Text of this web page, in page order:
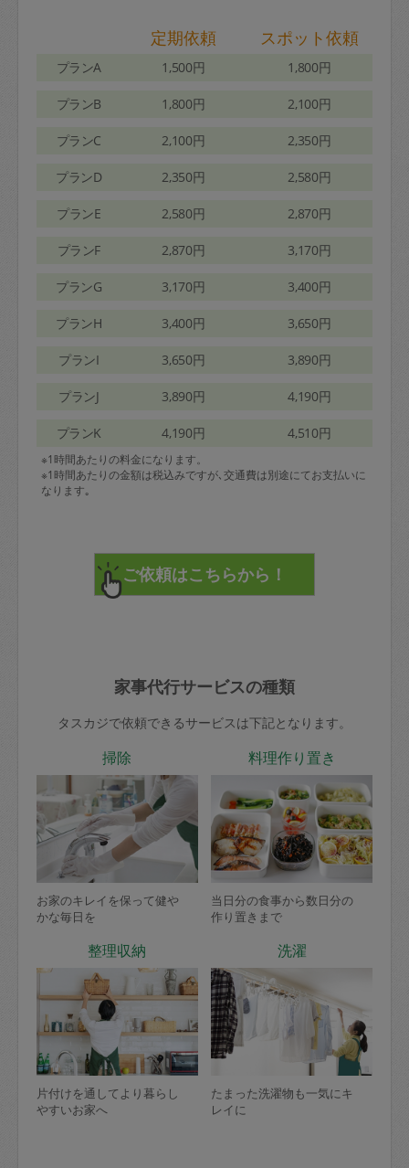
定期依頼 スポット依頼
プランA 1,500円 1,800円
プランB 1,800円 2,100円
プランC 2,100円 2,350円
プランD 2,350円 2,580円
プランE 2,580円 2,870円
プランF 2,870円 3,170円
プランG 3,170円 3,400円
プランH 3,400円 3,650円
プランI 3,650円 3,890円
プランJ 3,890円 4,190円
プランK 4,190円 4,510円
※1時間あたりの料金になります。
※1時間あたりの金額は税込みですが､交通費は別途にてお支払いに
なります｡
家事代行サービスの種類
タスカジで依頼できるサービスは下記となります。
掃除
お家のキレイを保って健や
かな毎日を
料理作り置き
当日分の食事から数日分の
作り置きまで
整理収納
片付けを通してより暮らし
やすいお家へ
洗濯
たまった洗濯物も一気にキ
レイに